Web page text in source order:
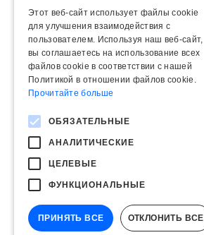
Этот веб-сайт использует файлы cookie
для улучшения взаимодействия с
пользователем. Используя наш веб-сайт,
вы соглашаетесь на использование всех
файлов cookie в соответствии с нашей
Политикой в ​​отношении файлов cookie.
Прочитайте больше
ОБЯЗАТЕЛЬНЫЕ
АНАЛИТИЧЕСКИЕ
ЦЕЛЕВЫЕ
ФУНКЦИОНАЛЬНЫЕ
ПРИНЯТЬ ВСЕ ОТКЛОНИТЬ ВСЕ